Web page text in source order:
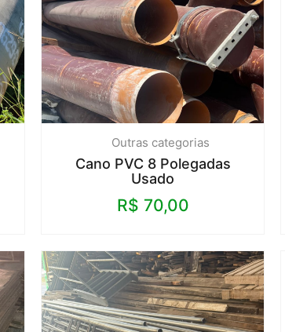
Outras categorias
Cano PVC 8 Polegadas
Usado
R$ 70,00